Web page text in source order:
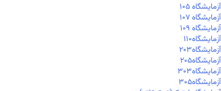
آزمايشگاه ۱۰۵
آزمايشگاه ۱۰۷
آزمايشگاه ۱۰۹
آزمايشگاه۱۱۰
آزمايشگاه۲۰۳
آزمايشگاه۲۰۵
آزمايشگاه۳۰۳
آزمايشگاه۳۰۵